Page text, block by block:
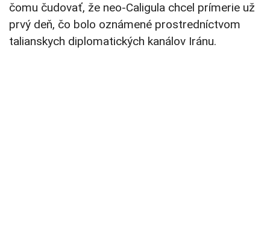
čomu čudovať, že neo-Caligula chcel prímerie už
prvý deň, čo bolo oznámené prostredníctvom
talianskych diplomatických kanálov Iránu.